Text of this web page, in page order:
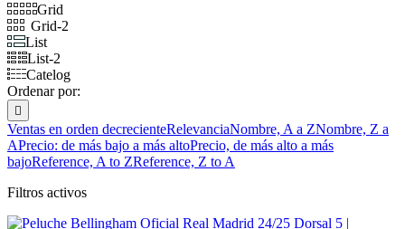
Grid
Grid-2
List
List-2
Catelog
Ordenar por:

Ventas en orden decrecienteRelevanciaNombre, A a ZNombre, Z a
APrecio: de más bajo a más altoPrecio, de más alto a más
bajoReference, A to ZReference, Z to A
Filtros activos